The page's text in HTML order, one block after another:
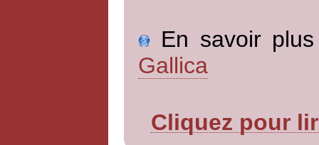
En savoir
Gallica
Cliquez pour